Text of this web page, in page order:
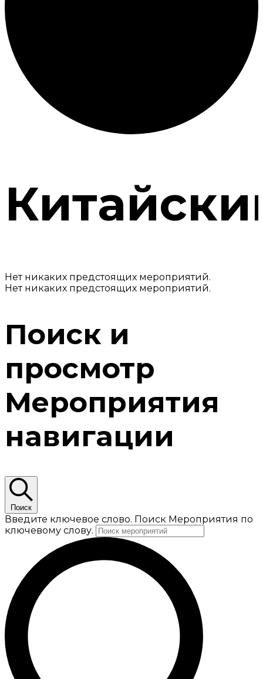
Нет никаких предстоящих мероприятий.
Нет никаких предстоящих мероприятий.
Поиск и
просмотр
Мероприятия
навигации
Поиск
Введите ключевое слово. Поиск Мероприятия по
ключевому слову.